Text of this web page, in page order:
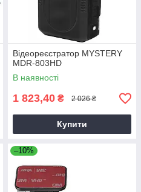
Відеореєстратор MYSTERY
MDR-803HD
В наявності
1 823,40 ₴ 2 026 ₴
Купити
–10%